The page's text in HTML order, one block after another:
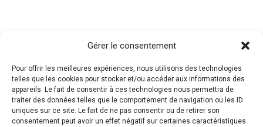
Gérer le consentement
Pour offrir les meilleures expériences, nous utilisons des technologies
telles que les cookies pour stocker et/ou accéder aux informations des
appareils. Le fait de consentir à ces technologies nous permettra de
traiter des données telles que le comportement de navigation ou les ID
uniques sur ce site. Le fait de ne pas consentir ou de retirer son
consentement peut avoir un effet négatif sur certaines caractéristiques